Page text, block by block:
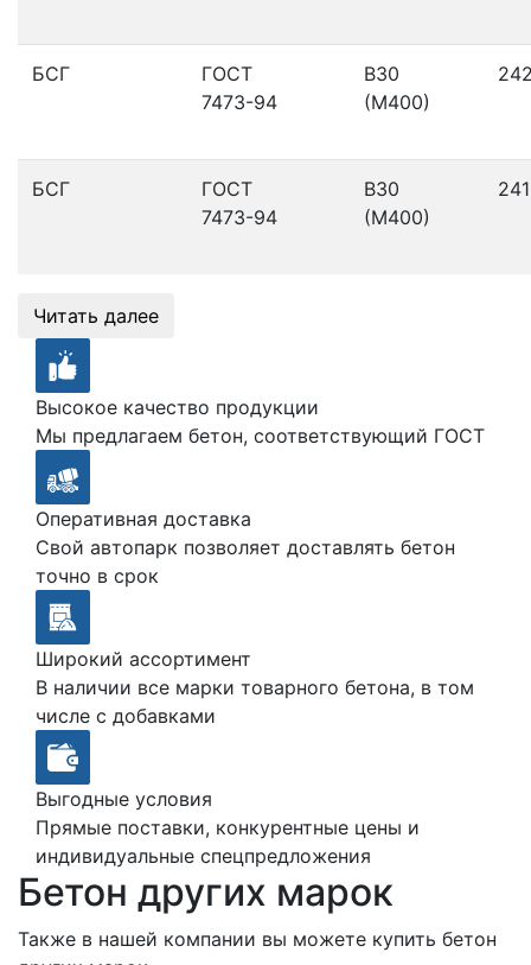
БСГ
ГОСТ
7473-94
В30
(М400)
БСГ
ГОСТ
7473-94
В30
(М400)
Читать далее
Высокое качество продукции
Мы предлагаем бетон, соответствующий ГОСТ
Оперативная доставка
Свой автопарк позволяет доставлять бетон
точно в срок
Широкий ассортимент
В наличии все марки товарного бетона, в том
числе с добавками
Выгодные условия
Прямые поставки, конкурентные цены и
индивидуальные спецпредложения
Бетон других марок
Также в нашей компании вы можете купить бетон